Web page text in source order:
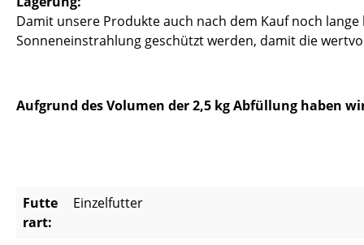
Damit unsere Produkte auch nach dem Kauf noch
Sonneneinstrahlung geschützt werden, damit die
Aufgrund des Volumen der 2,5 kg Abfüllung haben
Futte
rart:
Einzelfutter